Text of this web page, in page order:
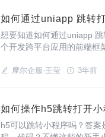
如何通过uniapp 跳转
想要知道如何通过uniapp
个开发跨平台应用的前端框
摩尔企服-王莹 3年前
如何操作h5跳转打开小
h5可以跳转小程序吗？答